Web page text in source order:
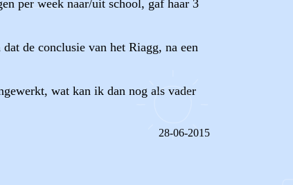
per week naar/uit school, gaf haar 3
de conclusie van het Riagg, na een
wat kan ik dan nog als vader
28-06-2015